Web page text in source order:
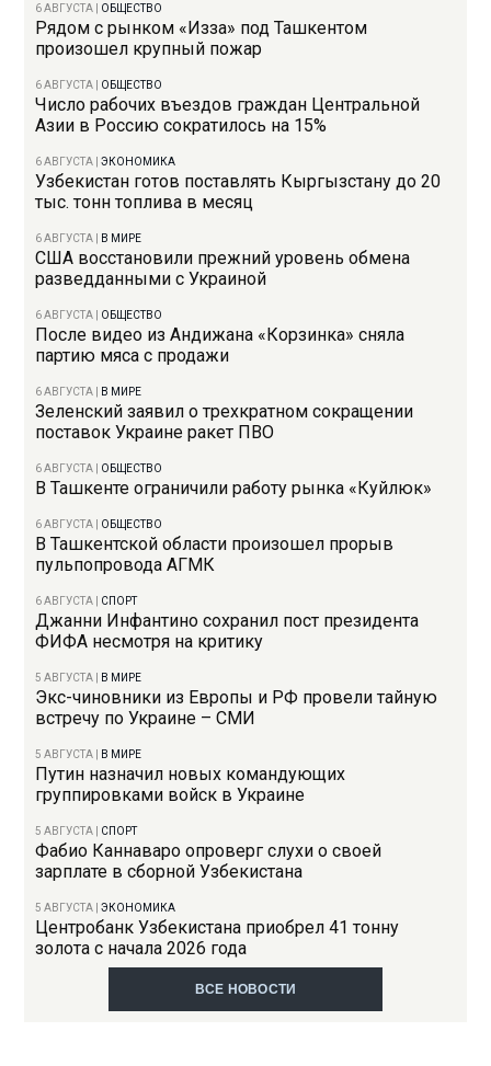
6 АВГУСТА ОБЩЕСТВО
Рядом с рынком «Изза» под Ташкентом
произошел крупный пожар
6 АВГУСТА ОБЩЕСТВО
Число рабочих въездов граждан Центральной
Азии в Россию сократилось на 15%
6 АВГУСТА |ЭКОНОМИКА
Узбекистан готов поставлять Кыргызстану до 20
тыс. тонн топлива в месяц
6 АВГУСТА В МИРЕ
США восстановили прежний уровень обмена
разведданными с Украиной
6 АВГУСТА ОБЩЕСТВО
После видео из Андижана «Корзинка» сняла
партию мяса с продажи
6 АВГУСТА В МИРЕ
Зеленский заявил о трехкратном сокращении
поставок Украине ракет ПВО
6 АВГУСТА ОБЩЕСТВО
В Ташкенте ограничили работу рынка «Куйлюк»
6 АВГУСТА ОБЩЕСТВО
В Ташкентской области произошел прорыв
пульпопровода АГМК
6 АВГУСТА СПОРТ
Джанни Инфантино сохранил пост президента
ФИФА несмотря на критику
5 АВГУСТА В МИРЕ
Экс-чиновники из Европы и РФ провели тайную
встречу по Украине – СМИ
5 АВГУСТА В МИРЕ
Путин назначил новых командующих
группировками войск в Украине
5 АВГУСТА СПОРТ
Фабио Каннаваро опроверг слухи о своей
зарплате в сборной Узбекистана
5 АВГУСТА |ЭКОНОМИКА
Центробанк Узбекистана приобрел 41 тонну
золота с начала 2026 года
ВСЕ НОВОСТИ